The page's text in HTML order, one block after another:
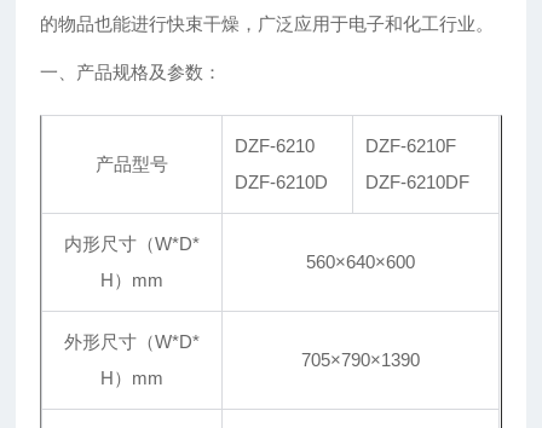
的物品也能进行快束干燥，广泛应用于电子和化工行业。
一、产品规格及参数：
产品型号
DZF-6210
DZF-6210D
DZF-6210F
DZF-6210DF
内形尺寸（W*D*
H）mm
560×640×600
外形尺寸（W*D*
H）mm
705×790×1390